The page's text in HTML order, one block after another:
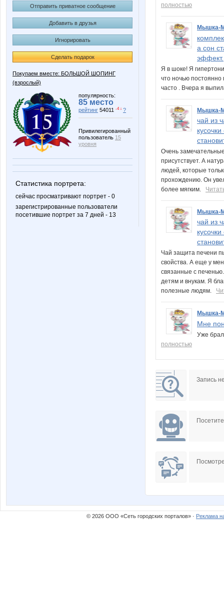
Отправить приватное сообщение
Добавить в друзья
Игнорировать
Сделать подарок
Покупаем вместе: БОЛЬШОЙ ШОПИНГ
(взрослый)
популярность:
85 место
рейтинг 54011 -4 ↓ ?
Привилегированный
пользователь 15
уровня
Статистика портрета:
сейчас просматривают портрет - 0
зарегистрированные пользователи
посетившие портрет за 7 дней - 13
полностью
Мышка-
а сон
эффект.
Я в шоке! Я
что ночью постоянно
часто . Вчера я
Мышка-
чай из
Очень
присутствует. А
людей, которые
прохождению. Он
более мягким.
Мышка-
чай из
Чай защита печени
свойства. А еще у
связанные с
детям и внукам. Я
полезные людям.
Мышка-
Мне
Уже
полностью
Запись
© 2026 ООО «Сеть городских порталов» · Реклама